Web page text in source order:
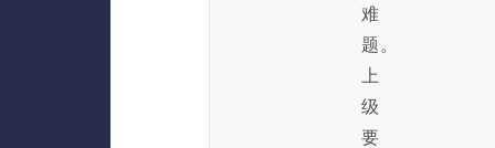
难
题。
上
级
要